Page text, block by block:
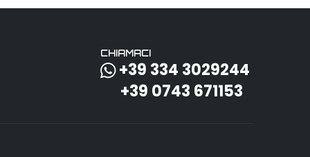
CHIAMACI
+39 334 3029244
+39 0743 671153